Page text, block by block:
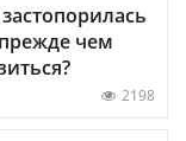
чем
2198